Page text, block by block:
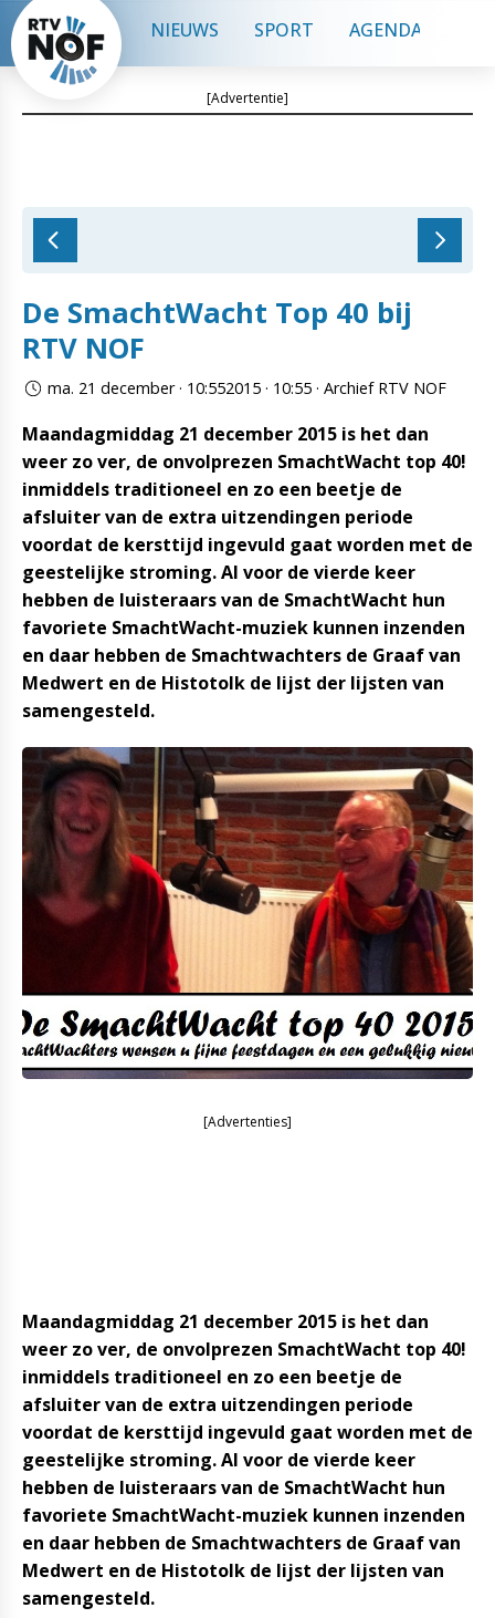
NIEUWS SPORT AGENDA
[Advertentie]
De SmachtWacht Top 40 bij
RTV NOF
ma. 21 december · 10:552015 · 10:55 · Archief RTV NOF
Maandagmiddag 21 december 2015 is het dan
weer zo ver, de onvolprezen SmachtWacht top 40!
inmiddels traditioneel en zo een beetje de
afsluiter van de extra uitzendingen periode
voordat de kersttijd ingevuld gaat worden met de
geestelijke stroming. Al voor de vierde keer
hebben de luisteraars van de SmachtWacht hun
favoriete SmachtWacht-muziek kunnen inzenden
en daar hebben de Smachtwachters de Graaf van
Medwert en de Histotolk de lijst der lijsten van
samengesteld.
[Advertenties]
Maandagmiddag 21 december 2015 is het dan
weer zo ver, de onvolprezen SmachtWacht top 40!
inmiddels traditioneel en zo een beetje de
afsluiter van de extra uitzendingen periode
voordat de kersttijd ingevuld gaat worden met de
geestelijke stroming. Al voor de vierde keer
hebben de luisteraars van de SmachtWacht hun
favoriete SmachtWacht-muziek kunnen inzenden
en daar hebben de Smachtwachters de Graaf van
Medwert en de Histotolk de lijst der lijsten van
samengesteld.